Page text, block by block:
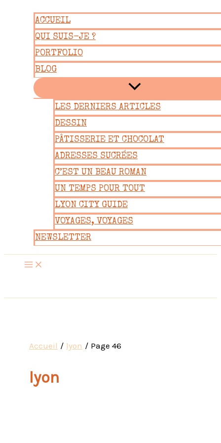
contenu
ACCUEIL
QUI SUIS-JE ?
PORTFOLIO
BLOG
LES DERNIERS ARTICLES
DESSIN
PÂTISSERIE ET CHOCOLAT
ADRESSES SUCRÉES
C’EST UN BEAU ROMAN
UN TEMPS POUR TOUT
LYON CITY GUIDE
VOYAGES, VOYAGES
NEWSLETTER
Accueil lyon Page 46
lyon